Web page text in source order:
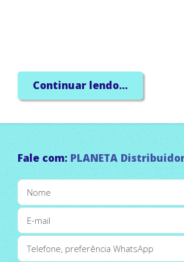
Continuar lendo...
Fale com: PLANETA